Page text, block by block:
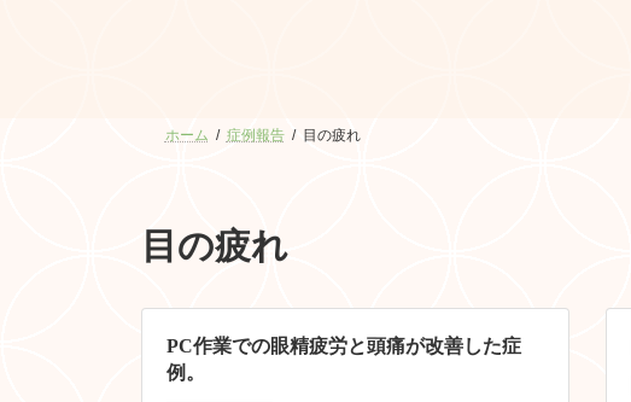
ホーム 症例報告 目の疲れ
目の疲れ
PC作業での眼精疲労と頭痛が改善した症
例。